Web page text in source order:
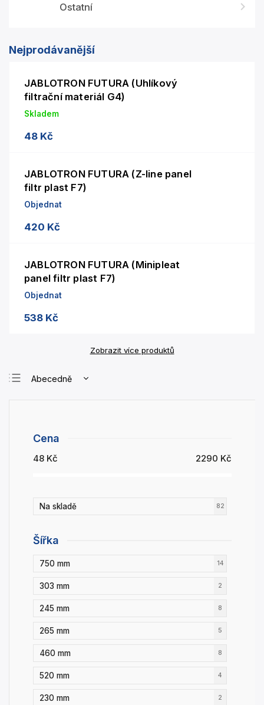
Ostatní
Nejprodávanější
JABLOTRON FUTURA (Uhlíkový
filtrační materiál G4)
Skladem
48 Kč
JABLOTRON FUTURA (Z-line panel
filtr plast F7)
Objednat
420 Kč
JABLOTRON FUTURA (Minipleat
panel filtr plast F7)
Objednat
538 Kč
Zobrazit více produktů
Abecedně
Nejprodávanější
Cena
48 Kč 2290 Kč
Na skladě 82
Šířka
750 mm 14
303 mm 2
245 mm 8
265 mm 5
460 mm 8
520 mm 4
230 mm 2